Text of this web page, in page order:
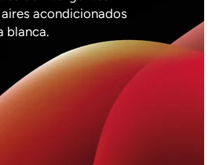
acondicionados
blanca.